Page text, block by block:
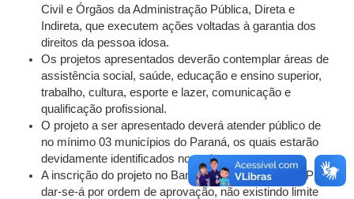
Civil e Órgãos da Administração Pública, Direta e
Indireta, que executem ações voltadas à garantia dos
direitos da pessoa idosa.
Os projetos apresentados deverão contemplar áreas de
assistência social, saúde, educação e ensino superior,
trabalho, cultura, esporte e lazer, comunicação e
qualificação profissional.
O projeto a ser apresentado deverá atender público de
no mínimo 03 municípios do Paraná, os quais estarão
devidamente identificados no projeto.
A inscrição do projeto no Banco de Projetos FIPAR/PR
dar-se-á por ordem de aprovação, não existindo limite